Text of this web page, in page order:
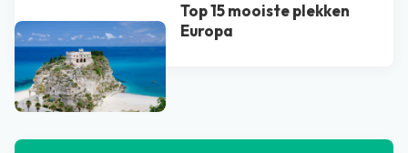
Top 15 mooiste plekken
Europa
Bekijk alle blogs